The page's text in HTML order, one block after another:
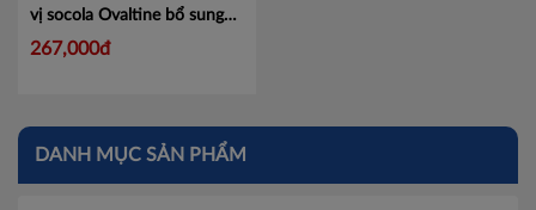
vị socola Ovaltine bổ sung
X2 canxi 110ml
267,000đ
DANH MỤC SẢN PHẨM